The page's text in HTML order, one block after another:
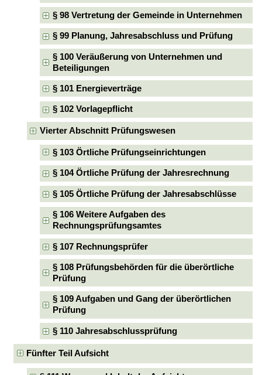
§ 98 Vertretung der Gemeinde in Unternehmen
§ 99 Planung, Jahresabschluss und Prüfung
§ 100 Veräußerung von Unternehmen und
Beteiligungen
§ 101 Energieverträge
§ 102 Vorlagepflicht
Vierter Abschnitt Prüfungswesen
§ 103 Örtliche Prüfungseinrichtungen
§ 104 Örtliche Prüfung der Jahresrechnung
§ 105 Örtliche Prüfung der Jahresabschlüsse
§ 106 Weitere Aufgaben des
Rechnungsprüfungsamtes
§ 107 Rechnungsprüfer
§ 108 Prüfungsbehörden für die überörtliche
Prüfung
§ 109 Aufgaben und Gang der überörtlichen
Prüfung
§ 110 Jahresabschlussprüfung
Fünfter Teil Aufsicht